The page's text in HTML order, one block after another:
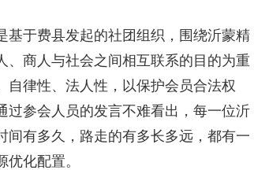
基于费县发起的社团组织，围绕沂蒙精
商人与社会之间相互联系的目的为重
律性、法人性，以保护会员合法权
过参会人员的发言不难看出，每一位沂
有多久，路走的有多长多远，都有一
化配置。